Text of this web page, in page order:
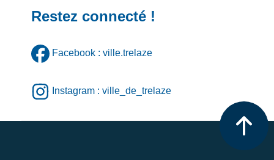
Restez connecté !
Facebook : ville.trelaze
Instagram : ville_de_trelaze